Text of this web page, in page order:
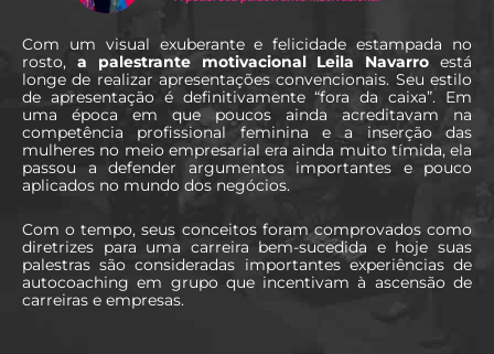
Com um visual exuberante e felicidade estampada no
rosto, a palestrante motivacional Leila Navarro está
longe de realizar apresentações convencionais. Seu estilo
de apresentação é definitivamente “fora da caixa”. Em
uma época em que poucos ainda acreditavam na
competência profissional feminina e a inserção das
mulheres no meio empresarial era ainda muito tímida, ela
passou a defender argumentos importantes e pouco
aplicados no mundo dos negócios.
Com o tempo, seus conceitos foram comprovados como
diretrizes para uma carreira bem-sucedida e hoje suas
palestras são consideradas importantes experiências de
autocoaching em grupo que incentivam à ascensão de
carreiras e empresas.